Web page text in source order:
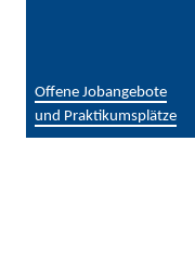
Offene Jobangebote
und Praktikumsplätze